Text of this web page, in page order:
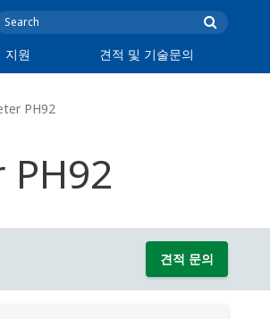
지원 견적 및 기술문의
PH92
견적 문의